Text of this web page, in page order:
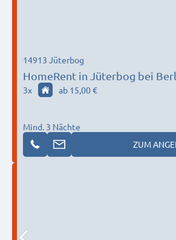
HomeRent in Jüterbog bei
juetebog
14913 Jüterbog
3x ab 15,00 €
Mind. 3 Nächte
ZUM